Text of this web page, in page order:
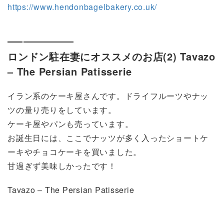
https://www.hendonbagelbakery.co.uk/
ロンドン駐在妻にオススメのお店(2) Tavazo
– The Persian Patisserie
イラン系のケーキ屋さんです。ドライフルーツやナッ
ツの量り売りをしています。
ケーキ屋やパンも売っています。
お誕生日には、ここでナッツが多く入ったショートケ
ーキやチョコケーキを買いました。
甘過ぎず美味しかったです！
Tavazo – The Persian Patisserie